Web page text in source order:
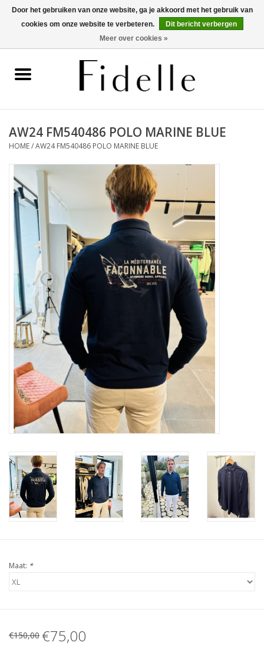
0 Artikelen - €0,00
OUTLET
Merken
AW24 FM540486 POLO MARINE BLUE
HOME/AW24 FM540486 POLO MARINE BLUE
Maat: *
€150,00 €75,00
Door het gebruiken van onze website, ga je akkoord met het gebruik van
cookies om onze website te verbeteren.
Dit bericht verbergen
Meer over cookies »